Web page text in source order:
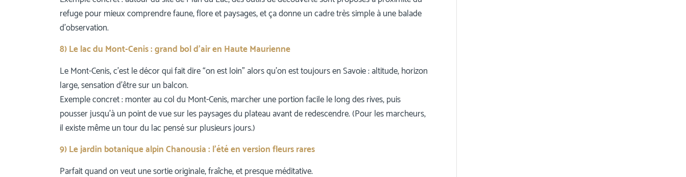
refuge pour mieux comprendre faune, flore et paysages, et ça donne un cadre très simple à une balade
d’observation.
8) Le lac du Mont-Cenis : grand bol d’air en Haute Maurienne
Le Mont-Cenis, c’est le décor qui fait dire “on est loin” alors qu’on est toujours en Savoie : altitude, horizon
large, sensation d’être sur un balcon.
Exemple concret : monter au col du Mont-Cenis, marcher une portion facile le long des rives, puis
pousser jusqu’à un point de vue sur les paysages du plateau avant de redescendre. (Pour les marcheurs,
il existe même un tour du lac pensé sur plusieurs jours.)
9) Le jardin botanique alpin Chanousia : l’été en version fleurs rares
Parfait quand on veut une sortie originale, fraîche, et presque méditative.